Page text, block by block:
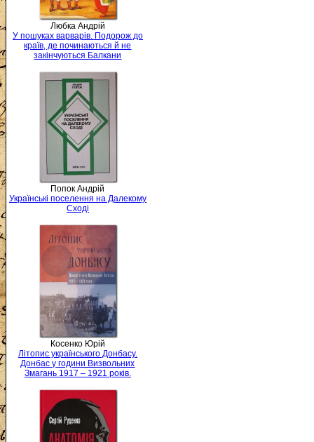
Любка Андрій
У пошуках варварів. Подорож до
країв, де починаються й не
закінчуються Балкани
Попок Андрій
Українські поселення на Далекому
Сході
Косенко Юрій
Літопис українського Донбасу.
Донбас у години Визвольних
Змагань 1917 – 1921 років.